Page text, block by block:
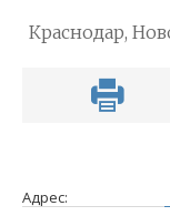
Краснодар,
Адрес: